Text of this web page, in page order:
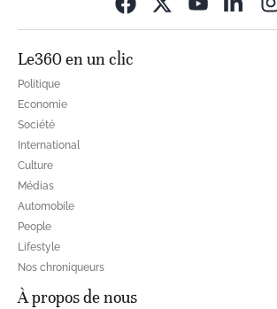
Le360 en un clic
Politique
Economie
Société
International
Culture
Médias
Automobile
People
Lifestyle
Nos chroniqueurs
À propos de nous